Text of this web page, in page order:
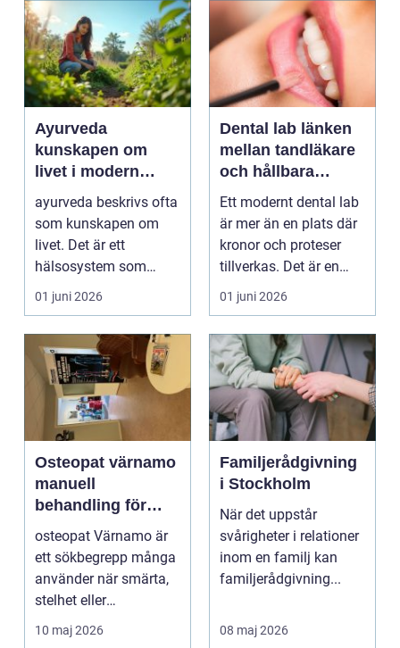
Ayurveda
kunskapen om
livet i modern
vardag
ayurveda beskrivs ofta
som kunskapen om
livet. Det är ett
hälsosystem som
betonar balans, helhet
och...
01 juni 2026
Dental lab länken
mellan tandläkare
och hållbara
leenden
Ett modernt dental lab
är mer än en plats där
kronor och proteser
tillverkas. Det är en
teknisk och ...
01 juni 2026
Osteopat värnamo
manuell
behandling för
minskad smärta
och Ökad rörlighet
osteopat Värnamo är
ett sökbegrepp många
använder när smärta,
stelhet eller
återkommande värk
börjar...
10 maj 2026
Familjerådgivning
i Stockholm
När det uppstår
svårigheter i relationer
inom en familj kan
familjerådgivning...
08 maj 2026